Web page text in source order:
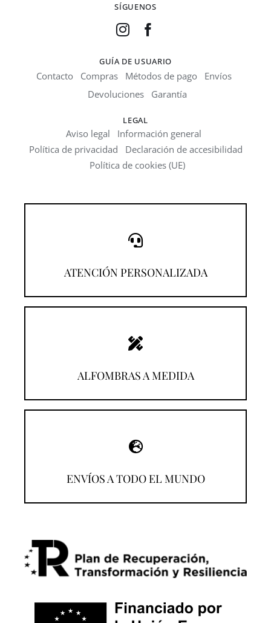
SÍGUENOS
GUÍA DE USUARIO
Contacto Compras Métodos de pago
Envíos
Devoluciones
Garantía
LEGAL
Aviso legal
Información general
Política de privacidad
Declaración de accesibilidad
Política de cookies (UE)
ATENCIÓN PERSONALIZADA
¡Llámanos!
ALFOMBRAS A MEDIDA
¡Descúbrelas!
ENVÍOS A TODO EL MUNDO
¡Compra desde donde estés!